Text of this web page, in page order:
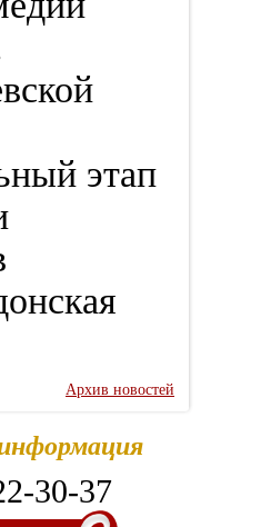
этап
Архив новостей
30-37